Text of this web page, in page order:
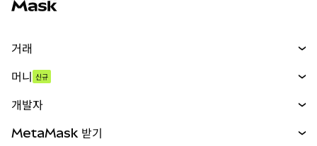
거래
무기한 선물
실물자산
머니 신규
개발자
MetaMask 받기